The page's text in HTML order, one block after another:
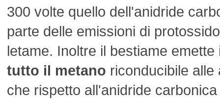
300 volte quello dell'anidride
parte delle emissioni di
letame. Inoltre il bestiame
tutto il metano riconducibile
che rispetto all'anidride